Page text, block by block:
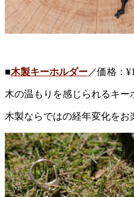
■木製キーホルダー／価格：
木の温もりを感じられるキー
木製ならではの経年変化をお